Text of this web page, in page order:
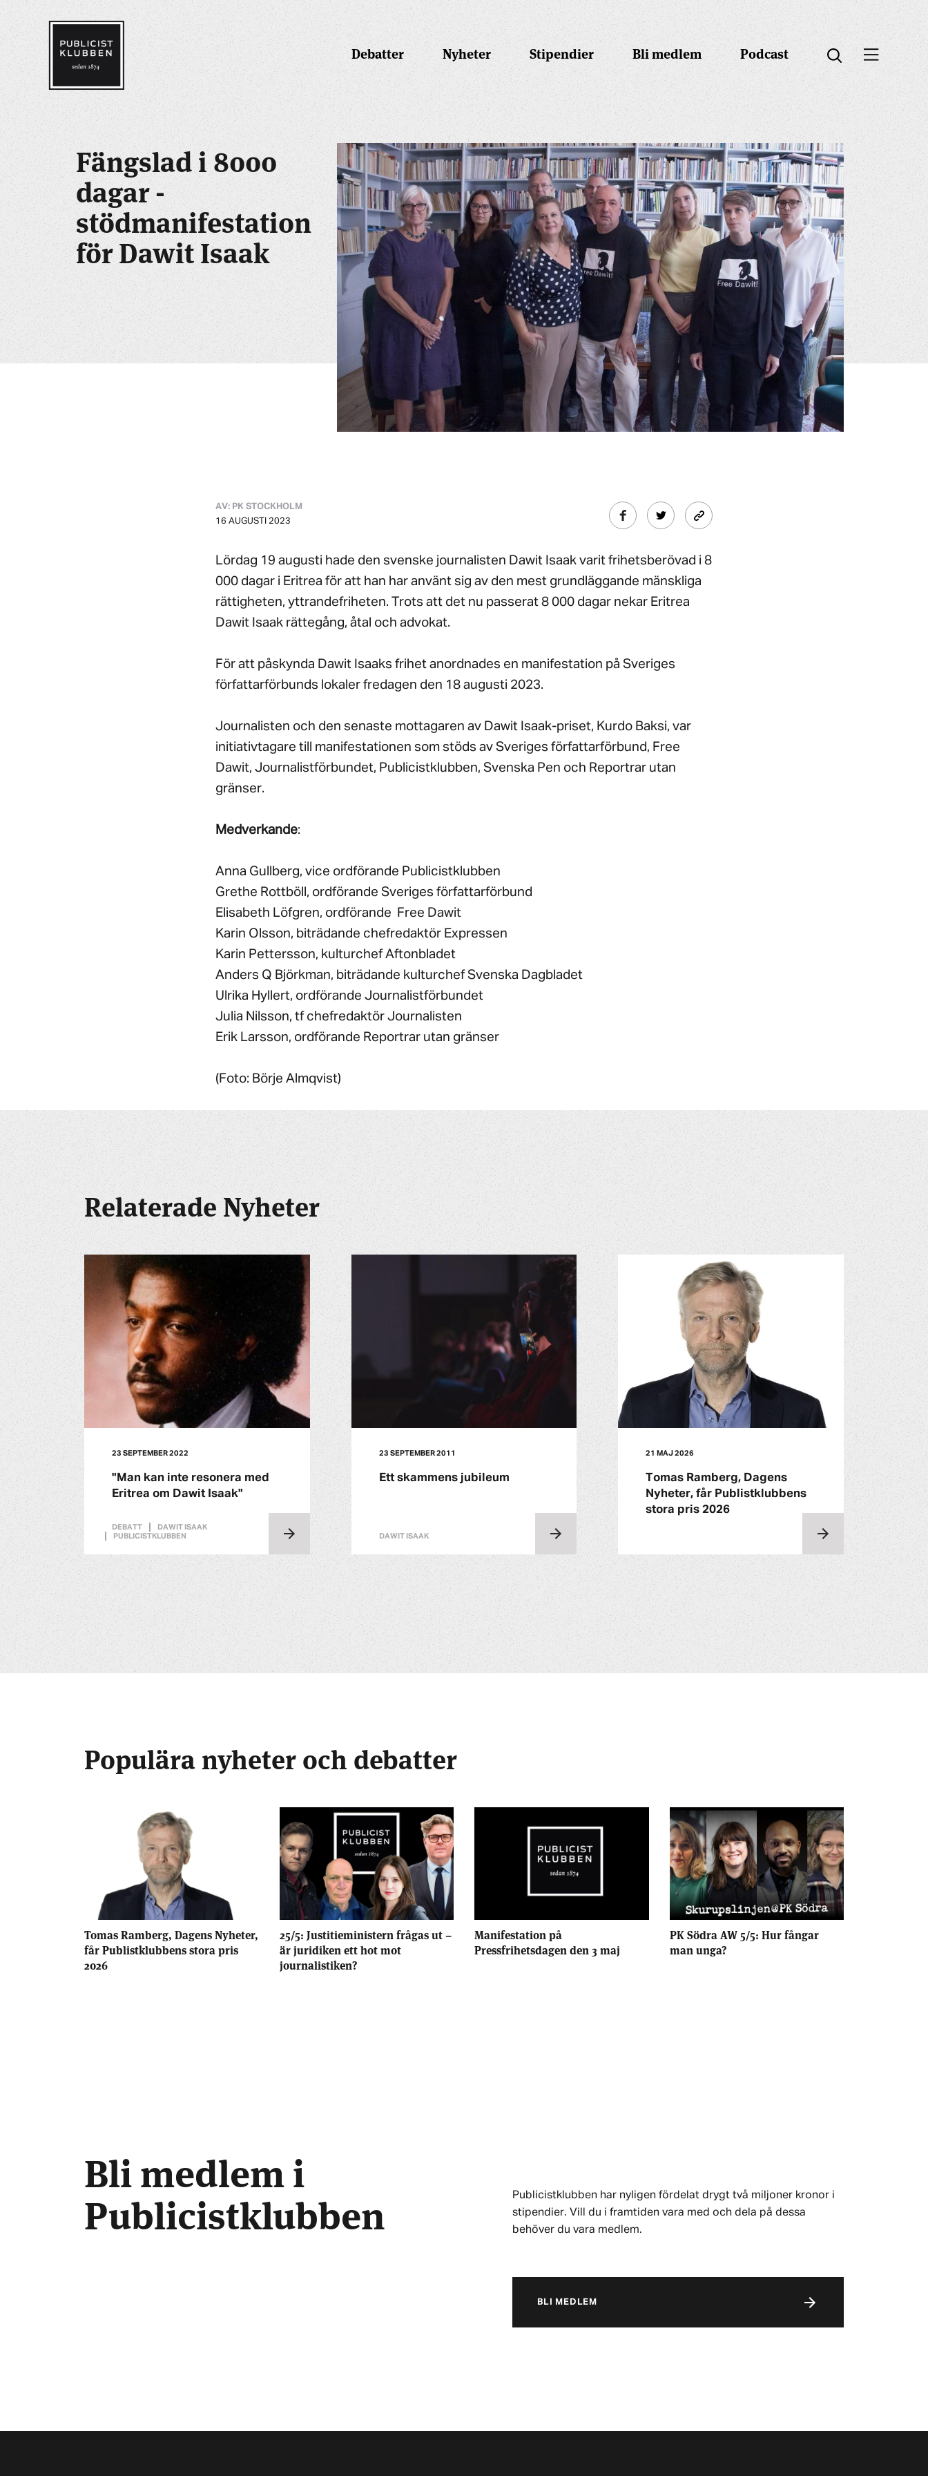
Debatter Nyheter Stipendier Bli medlem Podcast Öppna sök
Öppna menyn
Fängslad i 8000
dagar -
stödmanifestation
för Dawit Isaak
AV: PK STOCKHOLM
16 AUGUSTI 2023
Lördag 19 augusti hade den svenske journalisten Dawit Isaak varit frihetsberövad i 8
000 dagar i Eritrea för att han har använt sig av den mest grundläggande mänskliga
rättigheten, yttrandefriheten. Trots att det nu passerat 8 000 dagar nekar Eritrea
Dawit Isaak rättegång, åtal och advokat.
För att påskynda Dawit Isaaks frihet anordnades en manifestation på Sveriges
författarförbunds lokaler fredagen den 18 augusti 2023.
Journalisten och den senaste mottagaren av Dawit Isaak-priset, Kurdo Baksi, var
initiativtagare till manifestationen som stöds av Sveriges författarförbund, Free
Dawit, Journalistförbundet, Publicistklubben, Svenska Pen och Reportrar utan
gränser.
Medverkande:
Anna Gullberg, vice ordförande Publicistklubben
Grethe Rottböll, ordförande Sveriges författarförbund
Elisabeth Löfgren, ordförande Free Dawit
Karin Olsson, biträdande chefredaktör Expressen
Karin Pettersson, kulturchef Aftonbladet
Anders Q Björkman, biträdande kulturchef Svenska Dagbladet
Ulrika Hyllert, ordförande Journalistförbundet
Julia Nilsson, tf chefredaktör Journalisten
Erik Larsson, ordförande Reportrar utan gränser
(Foto: Börje Almqvist)
Relaterade Nyheter
23 SEPTEMBER 2022
"Man kan inte resonera med
Eritrea om Dawit Isaak"
DEBATT
DAWIT ISAAK
PUBLICISTKLUBBEN
23 SEPTEMBER 2011
Ett skammens jubileum
DAWIT ISAAK
21 MAJ 2026
Tomas Ramberg, Dagens
Nyheter, får Publistklubbens
stora pris 2026
Populära nyheter och debatter
Tomas Ramberg, Dagens Nyheter,
får Publistklubbens stora pris
2026
25/5: Justitieministern frågas ut –
är juridiken ett hot mot
journalistiken?
Manifestation på
Pressfrihetsdagen den 3 maj
PK Södra AW 5/5: Hur fångar
man unga?
Bli medlem i
Publicistklubben
Publicistklubben har nyligen fördelat drygt två miljoner kronor i
stipendier. Vill du i framtiden vara med och dela på dessa
behöver du vara medlem.
BLI MEDLEM